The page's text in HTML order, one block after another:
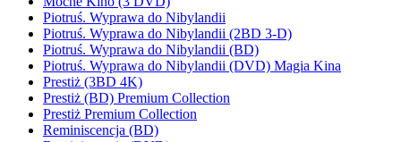
Piotruś. Wyprawa do Nibylandii
Piotruś. Wyprawa do Nibylandii (2BD 3-D)
Piotruś. Wyprawa do Nibylandii (BD)
Piotruś. Wyprawa do Nibylandii (DVD) Magia Kina
Prestiż (3BD 4K)
Prestiż (BD) Premium Collection
Prestiż Premium Collection
Reminiscencja (BD)